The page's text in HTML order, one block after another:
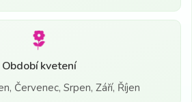
Období kvetení
Červenec, Srpen, Září, Říjen